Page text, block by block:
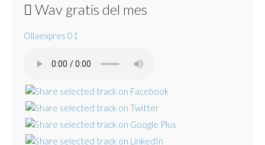
Wav gratis del mes
Ollaexpres 01